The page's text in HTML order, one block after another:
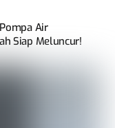
Air
Siap Meluncur!